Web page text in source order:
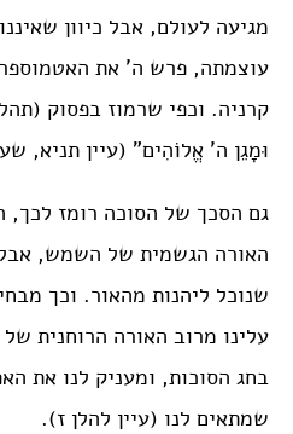
מגיעה לעולם, אבל כיוון
עוצמתה, פרש ה’ את
קרניה. וכפי שרמוז בפסוק
וּמָגֵן ה’ אֱלוֹהִים” (עיין תניא,
גם הסכך של הסוכה רומז לכך,
האורה הגשמית של השמש, אבל
שנוכל ליהנות מהאור. וכך
עלינו מרוב האורה הרוחנית
בחג הסוכות, ומעניק לנו את
שמתאים לנו (עיין להלן ז).